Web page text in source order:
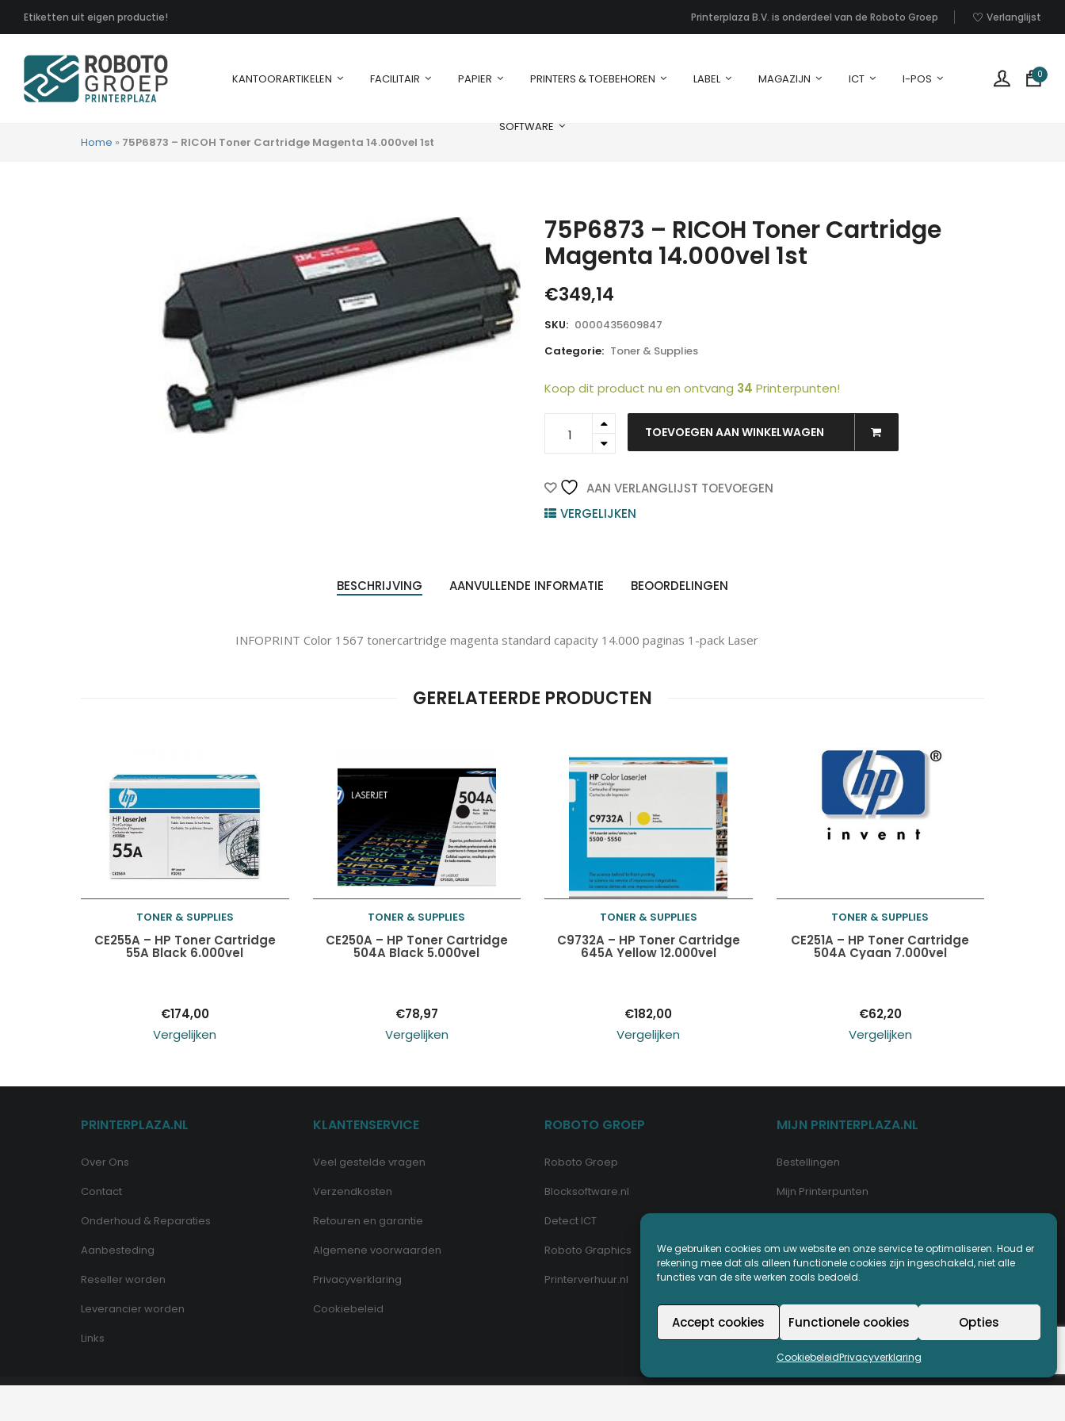
We gebruiken cookies om uw website en onze service te optimaliseren. Houd er
rekening mee dat als alleen functionele cookies zijn ingeschakeld, niet alle
functies van de site werken zoals bedoeld.
Accept cookies Functionele cookies Opties
CookiebeleidPrivacyverklaring
Etiketten uit eigen productie! Printerplaza B.V. is onderdeel van de Roboto Groep Verlanglijst
0
KANTOORARTIKELEN FACILITAIR PAPIER PRINTERS & TOEBEHOREN LABEL MAGAZIJN ICT I-POS
SOFTWARE
Home » 75P6873 – RICOH Toner Cartridge Magenta 14.000vel 1st
75P6873 – RICOH Toner Cartridge
Magenta 14.000vel 1st
€349,14
SKU: 0000435609847
Categorie: Toner & Supplies
Koop dit product nu en ontvang 34 Printerpunten!
Cartridge
14.000vel
TOEVOEGEN AAN WINKELWAGEN
AAN VERLANGLIJST TOEVOEGEN
VERGELIJKEN
BESCHRIJVING AANVULLENDE INFORMATIE BEOORDELINGEN
INFOPRINT Color 1567 tonercartridge magenta standard capacity 14.000 paginas 1-pack Laser
GERELATEERDE PRODUCTEN
Toevoegen aan
TONER & SUPPLIES
CE255A – HP Toner Cartridge
55A Black 6.000vel
€174,00
Vergelijken
Toevoegen aan
TONER & SUPPLIES
CE250A – HP Toner Cartridge
504A Black 5.000vel
€78,97
Vergelijken
Toevoegen aan
TONER & SUPPLIES
C9732A – HP Toner Cartridge
645A Yellow 12.000vel
€182,00
Vergelijken
Toevoegen aan
TONER & SUPPLIES
CE251A – HP Toner Cartridge
504A Cyaan 7.000vel
€62,20
Vergelijken
PRINTERPLAZA.NL
Over Ons
Contact
Onderhoud & Reparaties
Aanbesteding
Reseller worden
Leverancier worden
Links
KLANTENSERVICE
Veel gestelde vragen
Verzendkosten
Retouren en garantie
Algemene voorwaarden
Privacyverklaring
Cookiebeleid
ROBOTO GROEP
Roboto Groep
Blocksoftware.nl
Detect ICT
Roboto Graphics
Printerverhuur.nl
MIJN PRINTERPLAZA.NL
Bestellingen
Mijn Printerpunten
Wachtwoord vergeten